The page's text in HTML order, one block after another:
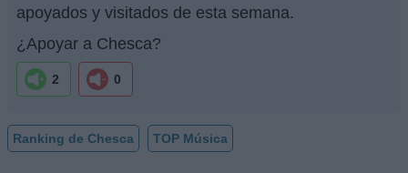
apoyados y visitados de esta semana.
¿Apoyar a Chesca?
2 0
Ranking de Chesca TOP Música